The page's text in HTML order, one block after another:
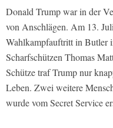
Donald Trump war in der
von Anschlägen. Am 13.
Wahlkampfauftritt in Butler
Scharfschützen Thomas
Schütze traf Trump nur
Leben. Zwei weitere
wurde vom Secret Service